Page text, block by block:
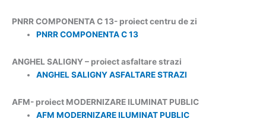
PNRR COMPONENTA C 13- proiect centru de zi
PNRR COMPONENTA C 13
ANGHEL SALIGNY – proiect asfaltare strazi
ANGHEL SALIGNY ASFALTARE STRAZI
AFM- proiect MODERNIZARE ILUMINAT PUBLIC
AFM MODERNIZARE ILUMINAT PUBLIC